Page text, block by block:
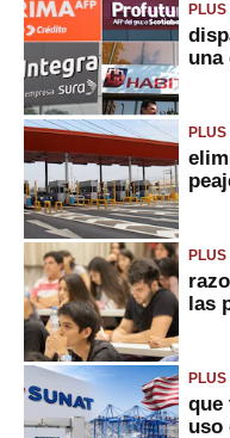
PLUS
una
PLUS
PLUS
las
PLUS
que
uso